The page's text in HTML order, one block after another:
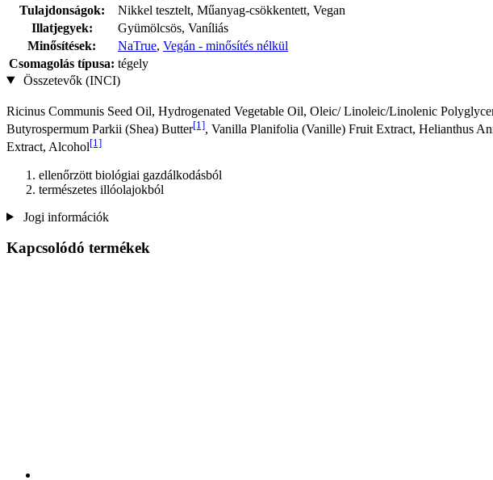
Tulajdonságok:
Nikkel tesztelt, Műanyag-csökkentett, Vegan
Illatjegyek:
Gyümölcsös, Vaníliás
Minősítések:
NaTrue, Vegán - minősítés nélkül
Csomagolás típusa: tégely
Összetevők (INCI)
Ricinus Communis Seed Oil, Hydrogenated Vegetable Oil, Oleic/ Linoleic/Linolenic
Butyrospermum Parkii (Shea) Butter[1], Vanilla Planifolia (Vanille) Fruit Extract, Helianthus
Extract, Alcohol[1]
ellenőrzött biológiai gazdálkodásból
természetes illóolajokból
Jogi információk
Kapcsolódó termékek